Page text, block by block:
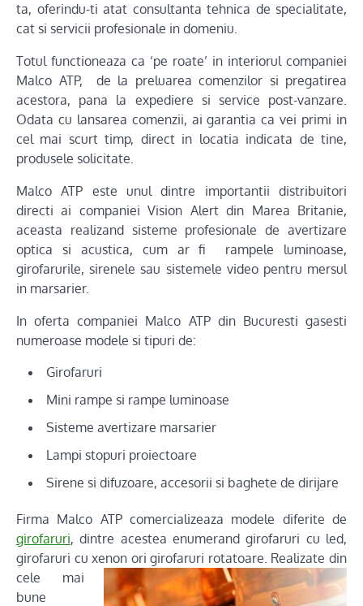
ta, oferindu-ti atat consultanta tehnica de specialitate,
cat si servicii profesionale in domeniu.
Totul functioneaza ca ‘pe roate’ in interiorul companiei
Malco ATP, de la preluarea comenzilor si pregatirea
acestora, pana la expediere si service post-vanzare.
Odata cu lansarea comenzii, ai garantia ca vei primi in
cel mai scurt timp, direct in locatia indicata de tine,
produsele solicitate.
Malco ATP este unul dintre importantii distribuitori
directi ai companiei Vision Alert din Marea Britanie,
aceasta realizand sisteme profesionale de avertizare
optica si acustica, cum ar fi rampele luminoase,
girofarurile, sirenele sau sistemele video pentru mersul
in marsarier.
In oferta companiei Malco ATP din Bucuresti gasesti
numeroase modele si tipuri de:
Girofaruri
Mini rampe si rampe luminoase
Sisteme avertizare marsarier
Lampi stopuri proiectoare
Sirene si difuzoare, accesorii si baghete de dirijare
Firma Malco ATP comercializeaza modele diferite de
girofaruri, dintre acestea enumerand girofaruri cu led,
girofaruri cu xenon ori girofaruri rotatoare. Realizate din
cele mai
bune